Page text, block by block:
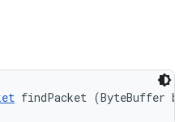
findPacket (ByteBuffer